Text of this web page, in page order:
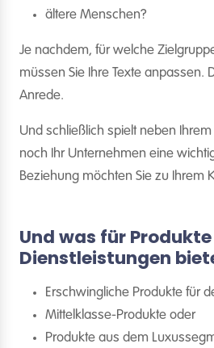
ältere Menschen?
Je nachdem, für welche
müssen Sie Ihre Texte anpassen.
Anrede.
Und schließlich spielt neben
noch Ihr Unternehmen eine
Beziehung möchten Sie zu Ihrem
Und was für
Dienstleistungen
Erschwingliche Produkte für
Mittelklasse-Produkte oder
Produkte aus dem